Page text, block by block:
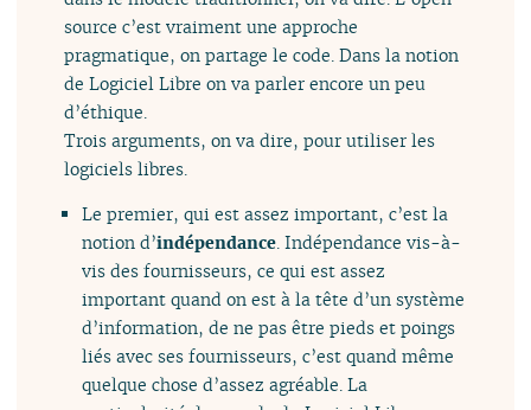
source c’est vraiment une approche
pragmatique, on partage le code. Dans la notion
de Logiciel Libre on va parler encore un peu
d’éthique.
Trois arguments, on va dire, pour utiliser les
logiciels libres.
Le premier, qui est assez important, c’est la
notion d’indépendance. Indépendance vis-à-
vis des fournisseurs, ce qui est assez
important quand on est à la tête d’un système
d’information, de ne pas être pieds et poings
liés avec ses fournisseurs, c’est quand même
quelque chose d’assez agréable. La